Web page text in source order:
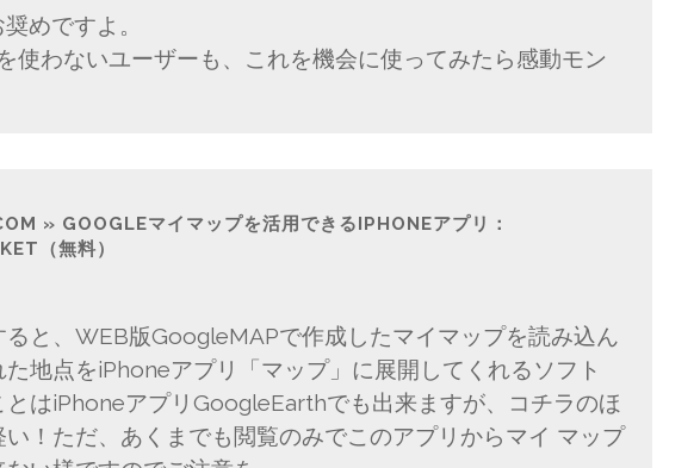
めですよ。
使わないユーザーも、これを機会に使ってみたら感動モン
» GOOGLEマイマップを活用できるIPHONEアプリ：
（無料）
ると、WEB版GoogleMAPで作成したマイマップを読み込ん
た地点をiPhoneアプリ「マップ」に展開してくれるソフト
とはiPhoneアプリGoogleEarthでも出来ますが、コチラのほ
い！ただ、あくまでも閲覧のみでこのアプリからマイ マップ